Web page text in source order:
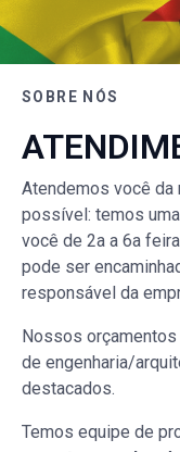
SOBRE NÓS
Atendemos você da
possível: temos
você de 2a a 6a
pode ser
responsável da
Nossos
de engenharia/
destacados.
Temos equipe de